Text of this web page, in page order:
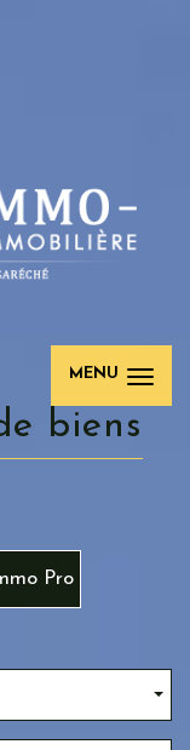
MENU
biens
Pro